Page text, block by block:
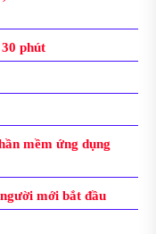
phút
mềm ứng dụng
mới bắt đầu